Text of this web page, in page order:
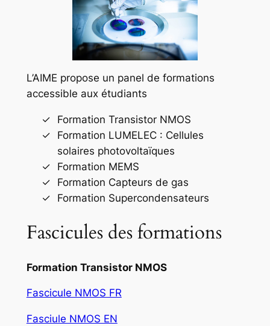
L’AIME propose un panel de formations
accessible aux étudiants
Formation Transistor NMOS
Formation LUMELEC : Cellules
solaires photovoltaïques
Formation MEMS
Formation Capteurs de gas
Formation Supercondensateurs
Fascicules des formations
Formation Transistor NMOS
Fascicule NMOS FR
Fasciule NMOS EN